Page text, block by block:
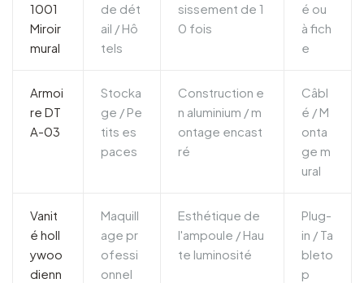
1001
Miroir
mural
de dét
ail / Hô
tels
sissement de 1
0 fois
é ou
à fich
e
Armoi
re DT
A-03
Stocka
ge / Pe
tits es
paces
Construction e
n aluminium / m
ontage encast
ré
Câbl
é / M
onta
ge m
ural
Vanit
é holl
ywoo
dienn
Maquill
age pr
ofessi
onnel
Esthétique de
l'ampoule / Hau
te luminosité
Plug-
in / Ta
bleto
p